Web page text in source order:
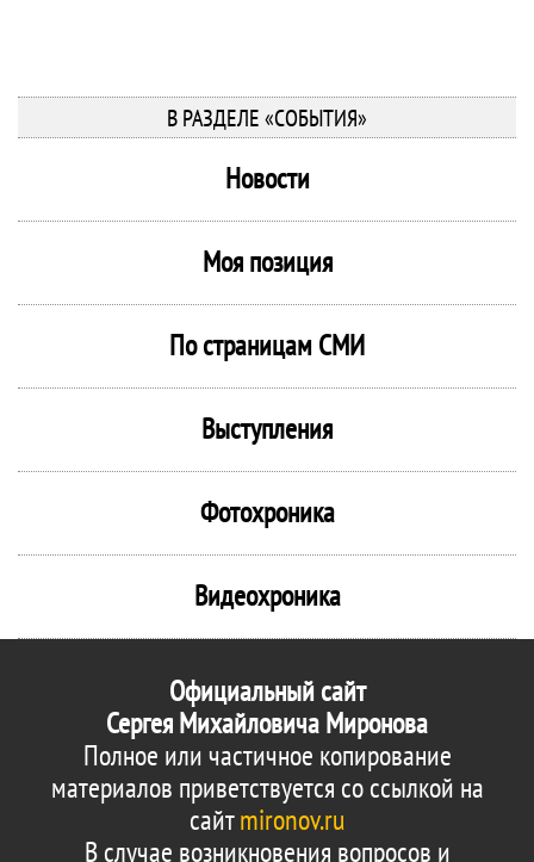
В РАЗДЕЛЕ «СОБЫТИЯ»
Новости
Моя позиция
По страницам СМИ
Выступления
Фотохроника
Видеохроника
Официальный сайт
Сергея Михайловича Миронова
Полное или частичное копирование
материалов приветствуется со ссылкой на
сайтmironov.ru
В случае возникновения вопросов и